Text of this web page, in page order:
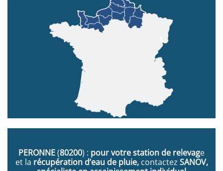
PERONNE(80200) : pour votre station de relevage
et la récupération d’eau de pluie, contactez SANOV,